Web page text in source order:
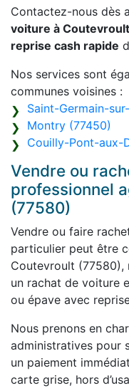
Contactez-nous dès
voiture à
reprise cash rapide
Nos services sont
communes voisines :
Saint-Germain-
Montry (77450)
Couilly-Pont-aux-
Vendre ou
professionnel
(77580)
Vendre ou faire
particulier peut être
Coutevroult (77580),
un rachat de voiture
ou épave avec
Nous prenons en
administratives pour
un paiement
carte grise, hors